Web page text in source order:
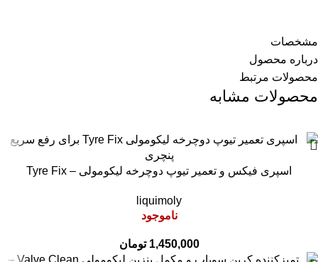
مشخصات
درباره محصول
محصولات مرتبط
محصولات مشابه
اسپری فیکس و تعمیر تیوپ دوچرخه لیکومولی – Tyre Fix
liquimoly
ناموجود
1,450,000 تومان